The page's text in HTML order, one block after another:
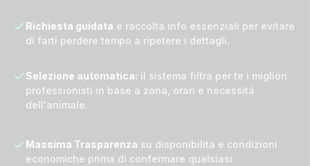
Richiesta guidata e raccolta info essenziali per evitare
di farti perdere tempo a ripetere i dettagli.
Selezione automatica: il sistema filtra per te i migliori
professionisti in base a zona, orari e necessità
dell'animale.
Massima Trasparenza su disponibilità e condizioni
economiche prima di confermare qualsiasi